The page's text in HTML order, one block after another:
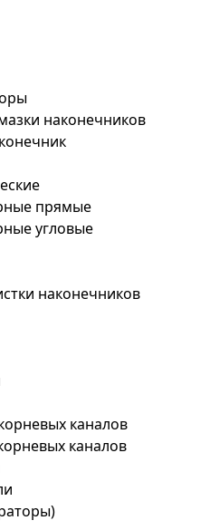
наконечников
прямые
угловые
наконечников
каналов
каналов